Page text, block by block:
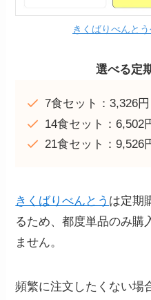
きくばりべんと
選べる定
7食セット：3,326円
14食セット：6,502
21食セット：9,526
きくばりべんとう は定期
るため、都度単品のみ購
ません。
頻繁に注文したくない場